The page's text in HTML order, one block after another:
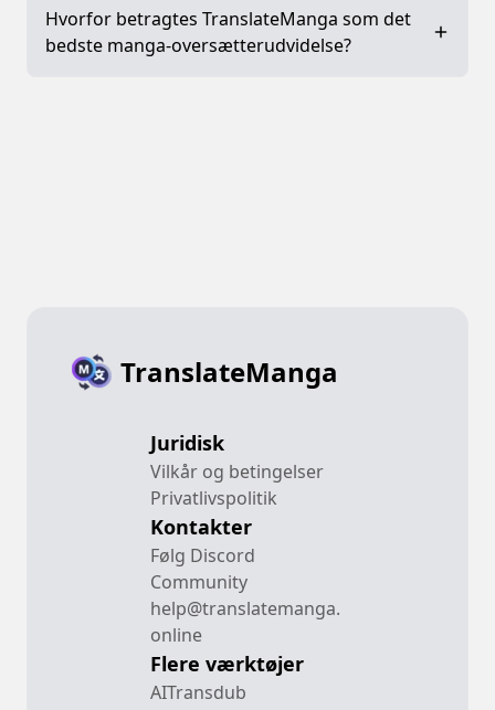
Hvorfor betragtes TranslateManga som det
bedste manga-oversætterudvidelse?
TranslateManga
Juridisk
Vilkår og betingelser
Privatlivspolitik
Kontakter
Følg Discord
Community
help@translatemanga.
online
Flere værktøjer
AITransdub